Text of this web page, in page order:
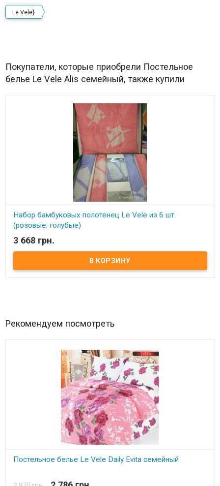
Le Vele}
Покупатели, которые приобрели Постельное
белье Le Vele Alis семейный, также купили
Набор бамбуковых полотенец Le Vele из 6 шт.
(розовые, голубые)
В наличии
Набор бамбуковых полотенец из 6 штук. Комплектация: 50x100
см - 2 штуки, 70x140 см - 2 штуки, 90x150 см - 2 штуки. Состав: 75%
бамбук, 25% хлопок. Производитель: Le Vele (Турция). Упаковка:
3 668 грн.
Рекомендуем посмотреть
Постельное белье Le Vele Daily Evita семейный